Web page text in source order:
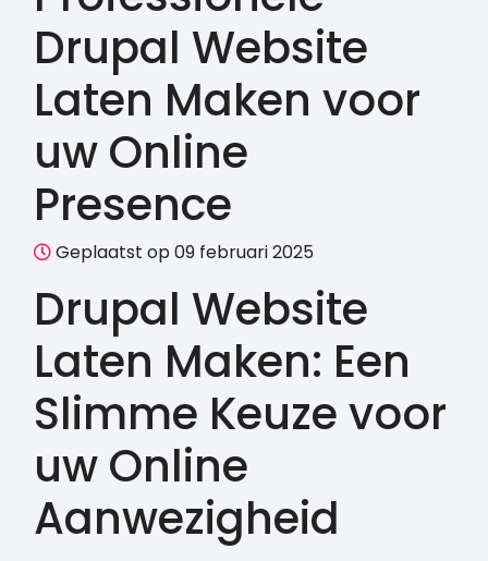
Drupal Website
Laten Maken voor
uw Online
Presence
Geplaatst op 09 februari 2025
Drupal Website
Laten Maken: Een
Slimme Keuze voor
uw Online
Aanwezigheid